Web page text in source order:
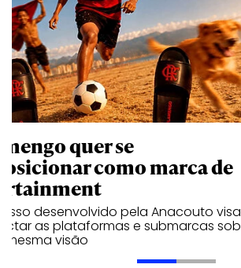
quer se
como marca de
desenvolvido pela Anacouto visa
as plataformas e submarcas sob
mesma visão